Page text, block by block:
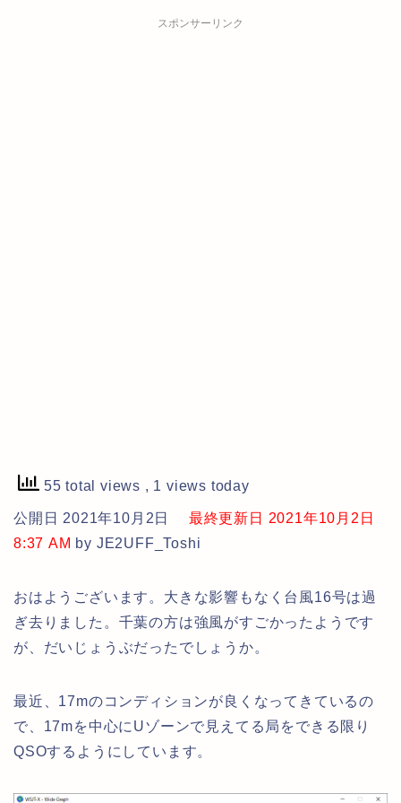
スポンサーリンク
55 total views , 1 views today
公開日 2021年10月2日
最終更新日 2021年10月2日
8:37 AM by JE2UFF_Toshi
おはようございます。大きな影響もなく台風16号は過
ぎ去りました。千葉の方は強風がすごかったようです
が、だいじょうぶだったでしょうか。
最近、17mのコンディションが良くなってきているの
で、17mを中心にUゾーンで見えてる局をできる限り
QSOするようにしています。